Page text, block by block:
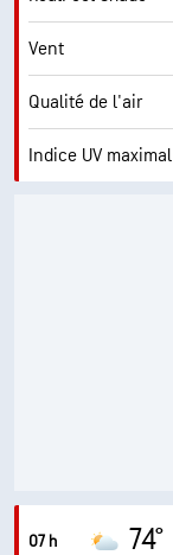
Vent
Qualité de l'air
Indice UV maximal
Plafond nuageux
07 h 74°